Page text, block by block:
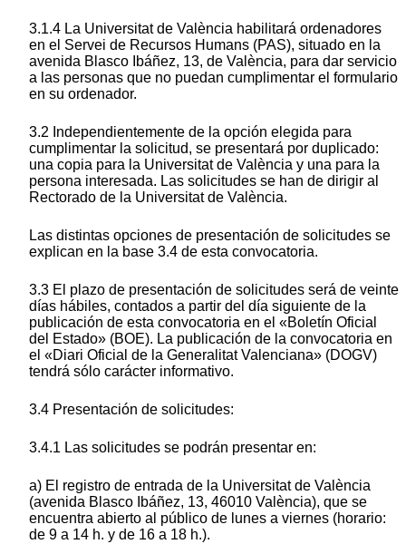
3.1.4 La Universitat de València habilitará ordenadores
en el Servei de Recursos Humans (PAS), situado en la
avenida Blasco Ibáñez, 13, de València, para dar servicio
a las personas que no puedan cumplimentar el formulario
en su ordenador.
3.2 Independientemente de la opción elegida para
cumplimentar la solicitud, se presentará por duplicado:
una copia para la Universitat de València y una para la
persona interesada. Las solicitudes se han de dirigir al
Rectorado de la Universitat de València.
Las distintas opciones de presentación de solicitudes se
explican en la base 3.4 de esta convocatoria.
3.3 El plazo de presentación de solicitudes será de veinte
días hábiles, contados a partir del día siguiente de la
publicación de esta convocatoria en el «Boletín Oficial
del Estado» (BOE). La publicación de la convocatoria en
el «Diari Oficial de la Generalitat Valenciana» (DOGV)
tendrá sólo carácter informativo.
3.4 Presentación de solicitudes:
3.4.1 Las solicitudes se podrán presentar en:
a) El registro de entrada de la Universitat de València
(avenida Blasco Ibáñez, 13, 46010 València), que se
encuentra abierto al público de lunes a viernes (horario:
de 9 a 14 h. y de 16 a 18 h.).